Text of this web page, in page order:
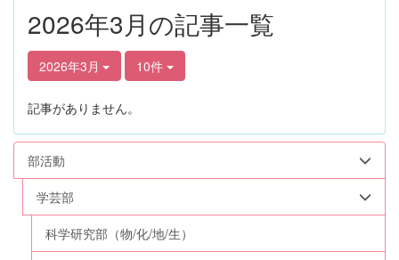
2026年3月の記事一覧
2026年3月 10件
記事がありません。
部活動
学芸部
科学研究部（物/化/地/生）